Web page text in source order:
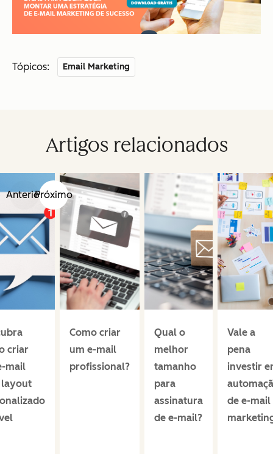
Tópicos: Email Marketing
Artigos relacionados
AnteriorPróximo
criar
mail
layout
Como criar
um e-mail
profissional?
Qual o
melhor
tamanho
para
assinatura
de e-mail?
Vale a
pena
investir
de e-mail